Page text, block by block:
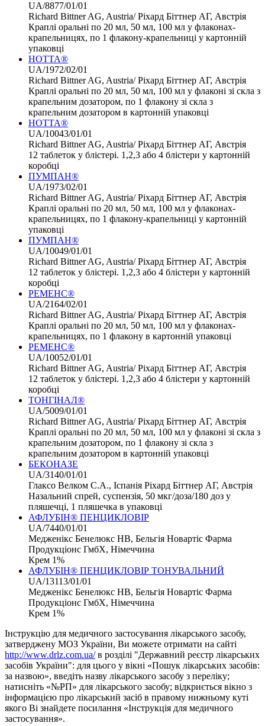
UA/8877/01/01
Richard Bittner AG, Austria/ Ріхард Біттнер АГ, Австрія
Краплі оральні по 20 мл, 50 мл, 100 мл у флаконах-
крапельницях, по 1 флакону-крапельниці у картонній
упаковці
НОТТА®
UA/1972/02/01
Richard Bittner AG, Austria/ Ріхард Біттнер АГ, Австрія
Краплі оральні по 20 мл, 50 мл, 100 мл у флаконі зі скла з
крапельним дозатором, по 1 флакону зі скла з
крапельним дозатором в картонній упаковці
НОТТА®
UA/10043/01/01
Richard Bittner AG, Austria/ Ріхард Біттнер АГ, Австрія
12 таблеток у блістері. 1,2,3 або 4 блістери у картонній
коробці
ПУМПАН®
UA/1973/02/01
Richard Bittner AG, Austria/ Ріхард Біттнер АГ, Австрія
Краплі оральні по 20 мл, 50 мл, 100 мл у флаконах-
крапельницях, по 1 флакону-крапельниці у картонній
упаковці
ПУМПАН®
UA/10049/01/01
Richard Bittner AG, Austria/ Ріхард Біттнер АГ, Австрія
12 таблеток у блістері. 1,2,3 або 4 блістери у картонній
коробці
РЕМЕНС®
UA/2164/02/01
Richard Bittner AG, Austria/ Ріхард Біттнер АГ, Австрія
Краплі оральні по 20 мл, 50 мл, 100 мл у флаконах-
крапельницях, по 1 флакону в картонній упаковці
РЕМЕНС®
UA/10052/01/01
Richard Bittner AG, Austria/ Ріхард Біттнер АГ, Австрія
12 таблеток у блістері. 1,2,3 або 4 блістери у картонній
коробці
ТОНГІНАЛ®
UA/5009/01/01
Richard Bittner AG, Austria/ Ріхард Біттнер АГ, Австрія
Краплі оральні по 20 мл, 50 мл, 100 мл у флаконі зі скла з
крапельним дозатором, по 1 флакону зі скла з
крапельним дозатором в картонній упаковці
БЕКОНАЗЕ
UA/3140/01/01
Глаксо Велком С.А., Іспанія Ріхард Біттнер АГ, Австрія
Назальний спрей, суспензія, 50 мкг/доза/180 доз у
пляшечці, 1 пляшечка в упаковці
АФЛУБІН® ПЕНЦИКЛОВІР
UA/7440/01/01
Медженікс Бенелюкс НВ, Бельгія Новартіс Фарма
Продукціонс ГмбХ, Німеччина
Крем 1%
АФЛУБІН® ПЕНЦИКЛОВІР ТОНУВАЛЬНИЙ
UA/13113/01/01
Медженікс Бенелюкс НВ, Бельгія Новартіс Фарма
Продукціонс ГмбХ, Німеччина
Крем 1%
Інструкцію для медичного застосування лікарського засобу,
затверджену МОЗ України, Ви можете отримати на сайті
http://www.drlz.com.ua/в розділі "Державний реєстр лікарських
засобів України": для цього у вікні «Пошук лікарських засобів:
за назвою», введіть назву лікарського засобу з переліку;
натисніть «№РП» для лікарського засобу; відкриється вікно з
інформацією про лікарський засіб в правому нижньому куті
якого Ві знайдете посилання «Інструкція для медичного
застосування».